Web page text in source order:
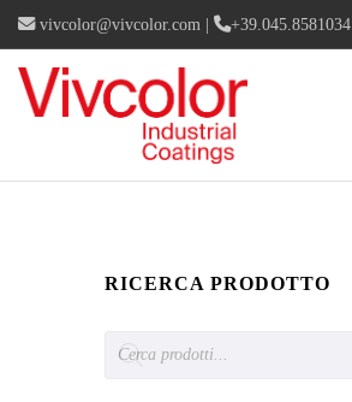
vivcolor@vivcolor.com | +39.045.8581034
RICERCA PRODOTTO
search